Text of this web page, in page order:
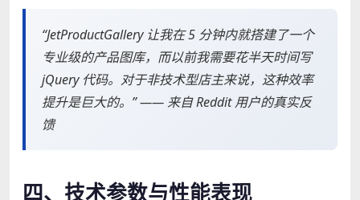
“JetProductGallery 让我在 5 分钟内就搭建了一个
专业级的产品图库，而以前我需要花半天时间写
jQuery 代码。对于非技术型店主来说，这种效率
提升是巨大的。” —— 来自 Reddit 用户的真实反
馈
四、技术参数与性能表现